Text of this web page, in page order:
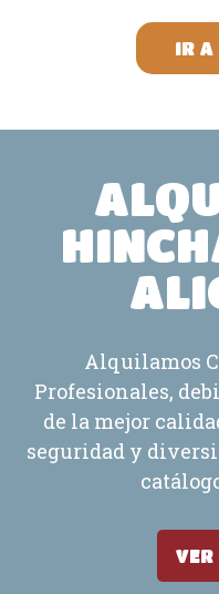
IR A
Alquilamos
Profesionales,
de la mejor
seguridad y
VER